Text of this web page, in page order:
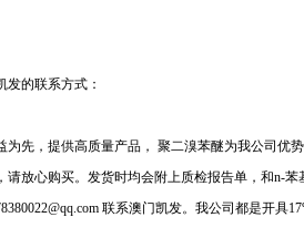
的联系方式：
为先，提供高质量产品， 聚二溴苯醚为我公司优
放心购买。发货时均会附上质检报告单，和n-
联系澳门凯发。我公司都是开具